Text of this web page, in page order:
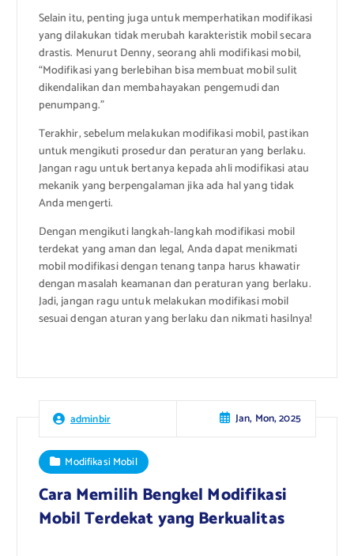
Selain itu, penting juga untuk memperhatikan modifikasi
yang dilakukan tidak merubah karakteristik mobil secara
drastis. Menurut Denny, seorang ahli modifikasi mobil,
“Modifikasi yang berlebihan bisa membuat mobil sulit
dikendalikan dan membahayakan pengemudi dan
penumpang.”
Terakhir, sebelum melakukan modifikasi mobil, pastikan
untuk mengikuti prosedur dan peraturan yang berlaku.
Jangan ragu untuk bertanya kepada ahli modifikasi atau
mekanik yang berpengalaman jika ada hal yang tidak
Anda mengerti.
Dengan mengikuti langkah-langkah modifikasi mobil
terdekat yang aman dan legal, Anda dapat menikmati
mobil modifikasi dengan tenang tanpa harus khawatir
dengan masalah keamanan dan peraturan yang berlaku.
Jadi, jangan ragu untuk melakukan modifikasi mobil
sesuai dengan aturan yang berlaku dan nikmati hasilnya!
adminbir Jan, Mon, 2025
Modifikasi Mobil
Cara Memilih Bengkel Modifikasi
Mobil Terdekat yang Berkualitas